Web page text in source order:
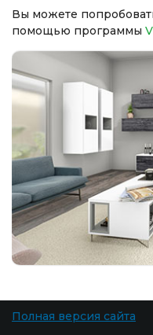
Вы можете
помощью программы
Полная версия сайта